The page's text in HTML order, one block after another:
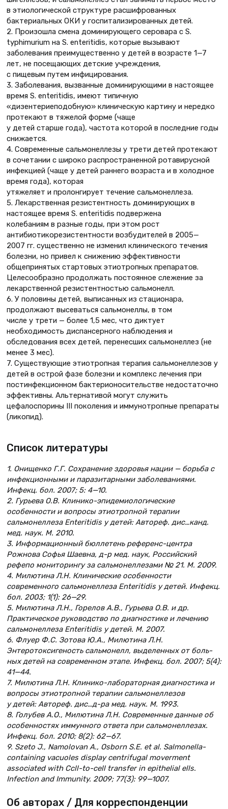
в этиологической структуре расшифрованных
бактериальных ОКИ у госпитализированных детей.
2. Произошла смена доминирующего серовара с S.
typhimurium на S. еnteritidis, которые вызывают
заболевания преимущественно у детей в возрасте 1—7
лет, не посещающих детские учреждения,
с пищевым путем инфицирования.
3. Заболевания, вызванные доминирующими в настоящее
время S. еnteritidis, имеют типичную
«дизентериеподобную» клиническую картину и нередко
протекают в тяжелой форме (чаще
у детей старше года), частота которой в последние годы
снижается.
4. Современные сальмонеллезы у трети детей протекают
в сочетании с широко распространенной ротавирусной
инфекцией (чаще у детей раннего возраста и в холодное
время года), которая
утяжеляет и пролонгирует течение сальмонеллеза.
5. Лекарственная резистентность доминирующих в
настоящее время S. еnteritidis подвержена
колебаниям в разные годы, при этом рост
антибиотикорезистентности возбудителей в 2005—
2007 гг. существенно не изменил клинического течения
болезни, но привел к снижению эффективности
общепринятых стартовых этиотропных препаратов.
Целесообразно продолжать постоянное слежение за
лекарственной резистентностью сальмонелл.
6. У половины детей, выписанных из стационара,
продолжают высеваться сальмонеллы, в том
числе у трети — более 1,5 мес, что диктует
необходимость диспансерного наблюдения и
обследования всех детей, перенесших сальмонеллез (не
менее 3 мес).
7. Существующие этиотропная терапия сальмонеллезов у
детей в острой фазе болезни и комплекс лечения при
постинфекционном бактерионосительстве недостаточно
эффективны. Альтернативой могут служить
цефалоспорины III поколения и иммунотропные препараты
(ликопид).
Список литературы
1. Онищенко Г.Г. Сохранение здоровья нации — борьба с
инфекционными и паразитарными заболеваниями.
Инфекц. бол. 2007; 5: 4—10.
2. Гурьева О.В. Клинико-эпидемиологические
особенности и вопросы этиотропной терапии
сальмонеллеза Enteritidis у детей: Автореф. дис…канд.
мед. наук. М. 2010.
3. Информационный бюллетень референс-центра
Рожнова Софья Шаевна, д-р мед. наук, Российский
рефепо мониторингу за сальмонеллезами № 21. М. 2009.
4. Милютина Л.Н. Клинические особенности
современного сальмонеллеза Enteritidis у детей. Инфекц.
бол. 2003; 1(1): 26—29.
5. Милютина Л.Н., Горелов А.В., Гурьева О.В. и др.
Практическое руководство по диагностике и лечению
сальмонеллеза Enteritidis у детей. М. 2007.
6. Флуер Ф.С. Зотова Ю.А., Милютина Л.Н.
Энтеротоксигеность сальмонелл, выделенных от боль-
ных детей на современном этапе. Инфекц. бол. 2007; 5(4):
41—44.
7. Милютина Л.Н. Клинико-лабораторная диагностика и
вопросы этиотропной терапии сальмонеллезов
у детей: Автореф. дис…д-ра мед. наук. М. 1993.
8. Голубев А.О., Милютина Л.Н. Современные данные об
особенностях иммунного ответа при сальмонеллезах.
Инфекц. бол. 2010; 8(2): 62—67.
9. Szeto J., Namolovan A., Osborn S.E. et al. Salmonella-
containing vacuoles display centrifugal movеrment
associated with Ccll-to-cell transfer in epithelial ells.
Infection and Immunity. 2009; 77(3): 99—1007.
Об авторах / Для корреспонденции